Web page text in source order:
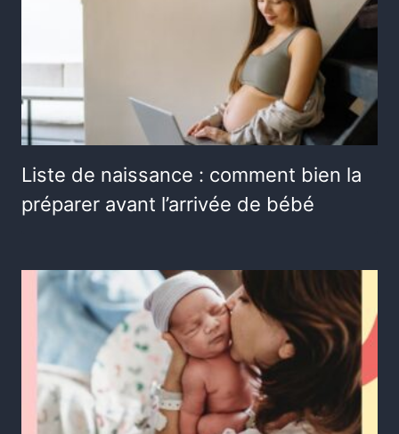
Liste de naissance : comment bien la
préparer avant l’arrivée de bébé